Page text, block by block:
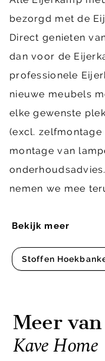
Bekijk meer
Stoffen
bezorgd met de
Direct genieten
dan voor de
professionele
nieuwe meubels
elke gewenste
(excl.
montage van
nemen we mee
Meer
Kave Home